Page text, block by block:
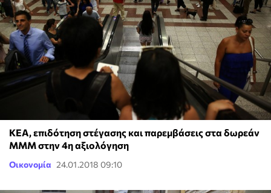
ΚΕΑ, επιδότηση στέγασης και παρεμβάσεις στα δωρεάν
ΜΜΜ στην 4η αξιολόγηση
Οικονομία 24.01.2018 09:10